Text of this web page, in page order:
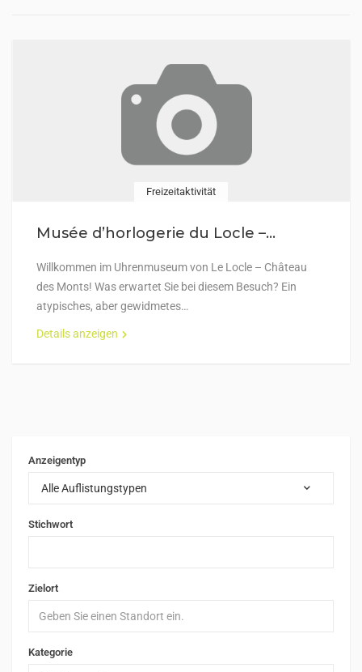
Freizeitaktivität
Musée d’horlogerie du Locle –...
Willkommen im Uhrenmuseum von Le Locle – Château
des Monts! Was erwartet Sie bei diesem Besuch? Ein
atypisches, aber gewidmetes…
Details anzeigen
Anzeigentyp
Alle Auflistungstypen
Stichwort
Zielort
Kategorie